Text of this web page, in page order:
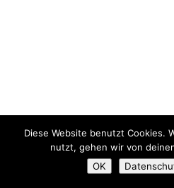
Diese Website benutzt Cookies.
nutzt, gehen wir von
OK